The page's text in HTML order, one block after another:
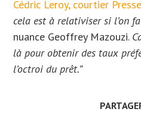
Cédric Leroy, courtier
cela est à relativiser si l’on
nuance Geoffrey Mazouzi.
là pour obtenir des taux
l’octroi du prêt.”